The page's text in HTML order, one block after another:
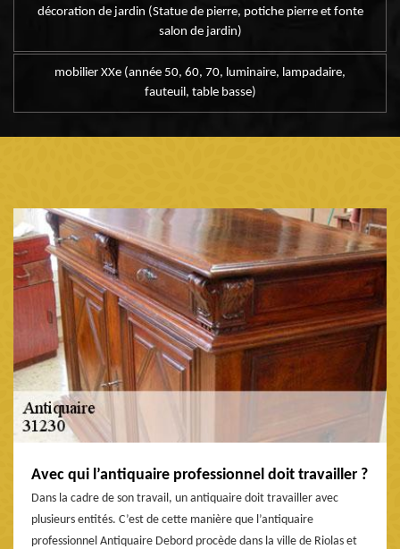
décoration de jardin (Statue de pierre, potiche pierre et fonte
salon de jardin)
mobilier XXe (année 50, 60, 70, luminaire, lampadaire,
fauteuil, table basse)
Avec qui l’antiquaire professionnel doit travailler ?
Dans la cadre de son travail, un antiquaire doit travailler avec
plusieurs entités. C’est de cette manière que l’antiquaire
professionnel Antiquaire Debord procède dans la ville de Riolas et